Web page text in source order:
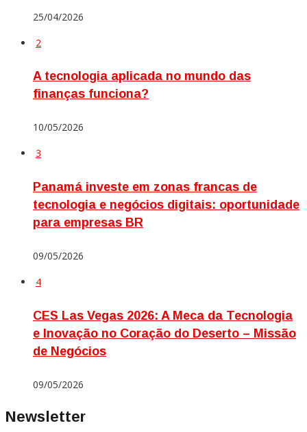
25/04/2026
2
A tecnologia aplicada no mundo das
finanças funciona?
10/05/2026
3
Panamá investe em zonas francas de
tecnologia e negócios digitais: oportunidade
para empresas BR
09/05/2026
4
CES Las Vegas 2026: A Meca da Tecnologia
e Inovação no Coração do Deserto – Missão
de Negócios
09/05/2026
Newsletter